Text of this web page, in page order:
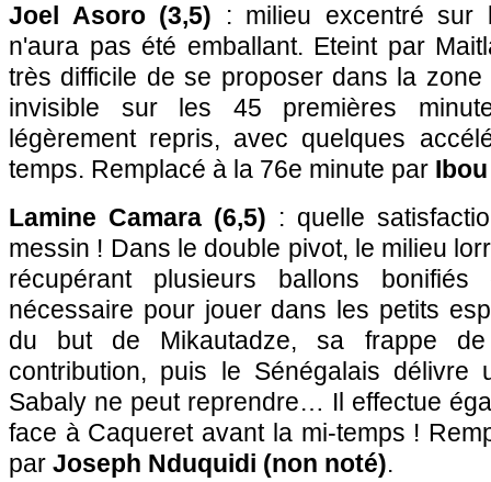
Joel Asoro (3,5) : milieu excentré sur
n'aura pas été emballant. Eteint par
très difficile de se proposer dans la zone
invisible sur les 45 premières
légèrement repris, avec quelques
temps. Remplacé à la 76e minute par
Lamine Camara (6,5) : quelle
messin ! Dans le double pivot, le milieu
récupérant plusieurs ballons
nécessaire pour jouer dans les petits
du but de Mikautadze, sa frappe
contribution, puis le Sénégalais délivre
Sabaly ne peut reprendre… Il effectue
face à Caqueret avant la mi-temps !
par Joseph Nduquidi (non noté).